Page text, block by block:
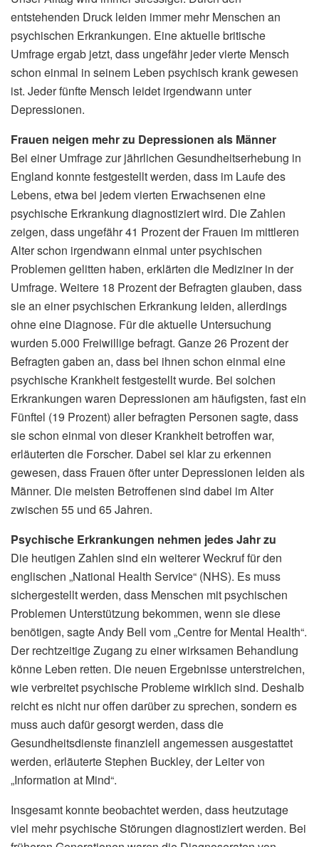
entstehenden Druck leiden immer mehr Menschen an
psychischen Erkrankungen. Eine aktuelle britische
Umfrage ergab jetzt, dass ungefähr jeder vierte Mensch
schon einmal in seinem Leben psychisch krank gewesen
ist. Jeder fünfte Mensch leidet irgendwann unter
Depressionen.
Frauen neigen mehr zu Depressionen als Männer
Bei einer Umfrage zur jährlichen Gesundheitserhebung in
England konnte festgestellt werden, dass im Laufe des
Lebens, etwa bei jedem vierten Erwachsenen eine
psychische Erkrankung diagnostiziert wird. Die Zahlen
zeigen, dass ungefähr 41 Prozent der Frauen im mittleren
Alter schon irgendwann einmal unter psychischen
Problemen gelitten haben, erklärten die Mediziner in der
Umfrage. Weitere 18 Prozent der Befragten glauben, dass
sie an einer psychischen Erkrankung leiden, allerdings
ohne eine Diagnose. Für die aktuelle Untersuchung
wurden 5.000 Freiwillige befragt. Ganze 26 Prozent der
Befragten gaben an, dass bei ihnen schon einmal eine
psychische Krankheit festgestellt wurde. Bei solchen
Erkrankungen waren Depressionen am häufigsten, fast ein
Fünftel (19 Prozent) aller befragten Personen sagte, dass
sie schon einmal von dieser Krankheit betroffen war,
erläuterten die Forscher. Dabei sei klar zu erkennen
gewesen, dass Frauen öfter unter Depressionen leiden als
Männer. Die meisten Betroffenen sind dabei im Alter
zwischen 55 und 65 Jahren.
Psychische Erkrankungen nehmen jedes Jahr zu
Die heutigen Zahlen sind ein weiterer Weckruf für den
englischen „National Health Service“ (NHS). Es muss
sichergestellt werden, dass Menschen mit psychischen
Problemen Unterstützung bekommen, wenn sie diese
benötigen, sagte Andy Bell vom „Centre for Mental Health“.
Der rechtzeitige Zugang zu einer wirksamen Behandlung
könne Leben retten. Die neuen Ergebnisse unterstreichen,
wie verbreitet psychische Probleme wirklich sind. Deshalb
reicht es nicht nur offen darüber zu sprechen, sondern es
muss auch dafür gesorgt werden, dass die
Gesundheitsdienste finanziell angemessen ausgestattet
werden, erläuterte Stephen Buckley, der Leiter von
„Information at Mind“.
Insgesamt konnte beobachtet werden, dass heutzutage
viel mehr psychische Störungen diagnostiziert werden. Bei